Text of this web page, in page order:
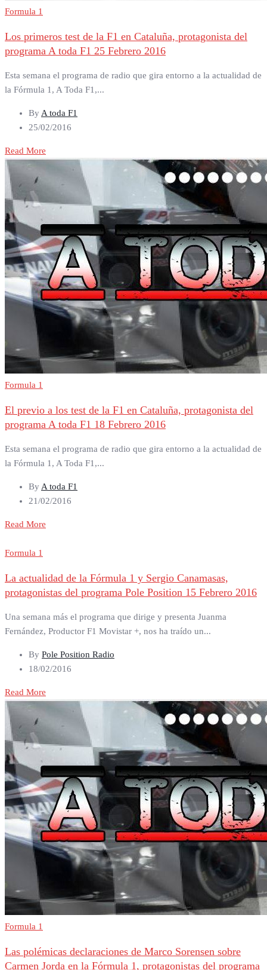
Formula 1
Los primeros test de la F1 en Cataluña, protagonista del
programa A toda F1 25 Febrero 2016
Esta semana el programa de radio que gira entorno a la actualidad de
la Fórmula 1, A Toda F1,...
By A toda F1
25/02/2016
Read More
Formula 1
El previo a los test de la F1 en Cataluña, protagonista del
programa A toda F1 18 Febrero 2016
Esta semana el programa de radio que gira entorno a la actualidad de
la Fórmula 1, A Toda F1,...
ByA toda F1
21/02/2016
Read More
Formula 1
La actualidad de la Fórmula 1 y Sergio Canamasas,
protagonistas del programa Pole Position 15 Febrero 2016
Una semana más el programa que dirige y presenta Juanma
Fernández, Productor F1 Movistar +, nos ha traído un...
By Pole Position Radio
18/02/2016
Read More
Formula 1
Las polémicas declaraciones de Marco Sorensen sobre
Carmen Jorda en la Fórmula 1, protagonistas del programa